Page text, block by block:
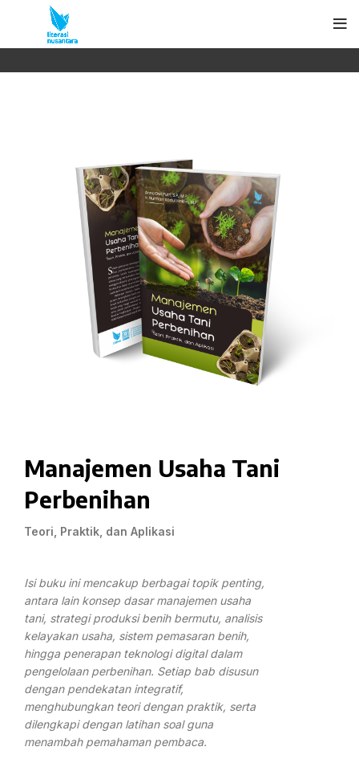
Manajemen Usaha Tani
Perbenihan
Teori, Praktik, dan Aplikasi
Isi buku ini mencakup berbagai topik penting,
antara lain konsep dasar manajemen usaha
tani, strategi produksi benih bermutu, analisis
kelayakan usaha, sistem pemasaran benih,
hingga penerapan teknologi digital dalam
pengelolaan perbenihan. Setiap bab disusun
dengan pendekatan integratif,
menghubungkan teori dengan praktik, serta
dilengkapi dengan latihan soal guna
menambah pemahaman pembaca.